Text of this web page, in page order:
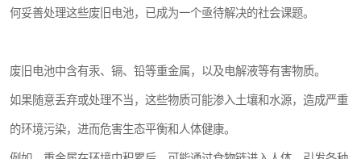
何妥善处理这些废旧电池，已成为一个亟待解决的社会课题。
废旧电池中含有汞、镉、铅等重金属，以及电解液等有害物质。
如果随意丢弃或处理不当，这些物质可能渗入土壤和水源，造成严重
的环境污染，进而危害生态平衡和人体健康。